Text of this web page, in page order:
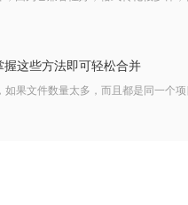
这些方法即可轻松合并
果文件数量太多，而且都是同一个